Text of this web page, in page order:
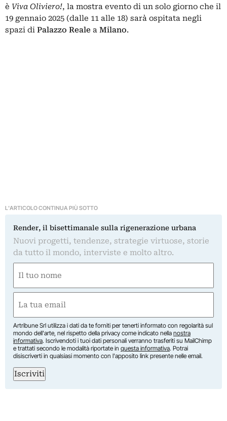
è Viva Oliviero!, la mostra evento di un solo giorno che il
19 gennaio 2025 (dalle 11 alle 18) sarà ospitata negli
spazi di Palazzo Reale a Milano.
L'ARTICOLO CONTINUA PIÙ SOTTO
Render, il bisettimanale sulla rigenerazione urbana
Nuovi progetti, tendenze, strategie virtuose, storie
da tutto il mondo, interviste e molto altro.
(Required)
First
(Required)
Artribune Srl utilizza i dati da te forniti per tenerti informato con regolarità sul
mondo dell'arte, nel rispetto della privacy come indicato nella nostra
informativa. Iscrivendoti i tuoi dati personali verranno trasferiti su MailChimp
e trattati secondo le modalità riportate in questa informativa. Potrai
disiscriverti in qualsiasi momento con l'apposito link presente nelle email.
Iscriviti